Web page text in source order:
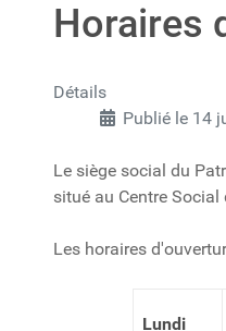
Horaires
Détails
Publié le 14
Le siège social du
situé au Centre Social
Les horaires
Lundi